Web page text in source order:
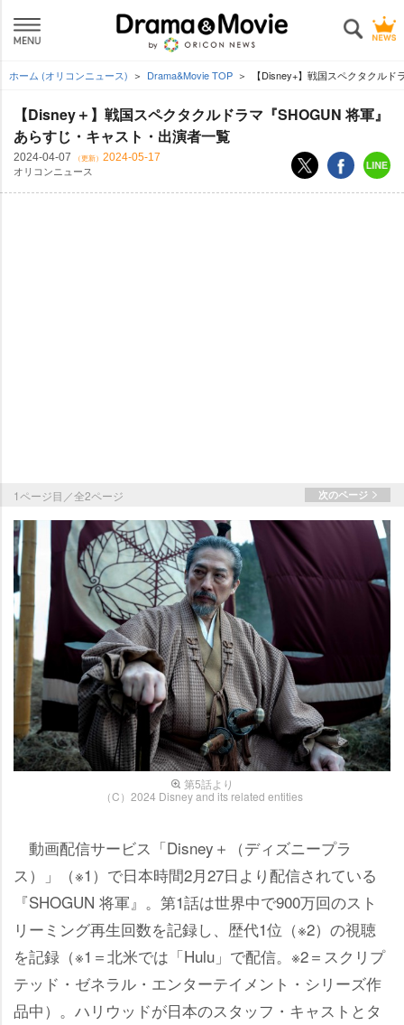
ホーム (オリコンニュース) Drama&Movie TOP 【Disney+】戦国スペクタクル
【Disney＋】戦国スペクタクルドラマ『SHOGUN 将軍』
あらすじ・キャスト・出演者一覧
2024-04-07 （更新） 2024-05-17
オリコンニュース
1ページ目／全2ページ 次のページ
第5話より
（C）2024 Disney and its related entities
動画配信サービス「Disney＋（ディズニープラ
ス）」（※1）で日本時間2月27日より配信されている
『SHOGUN 将軍』。第1話は世界中で900万回のスト
リーミング再生回数を記録し、歴代1位（※2）の視聴
を記録（※1＝北米では「Hulu」で配信。※2＝スクリプ
テッド・ゼネラル・エンターテイメント・シリーズ作
品中）。ハリウッドが日本のスタッフ・キャストとタ